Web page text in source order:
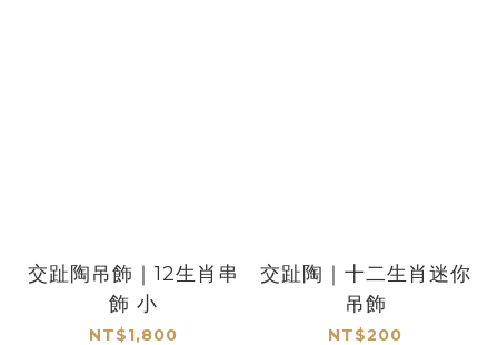
交趾陶吊飾｜12生肖串
飾 小
NT$1,800
交趾陶｜十二生肖迷你
吊飾
NT$200